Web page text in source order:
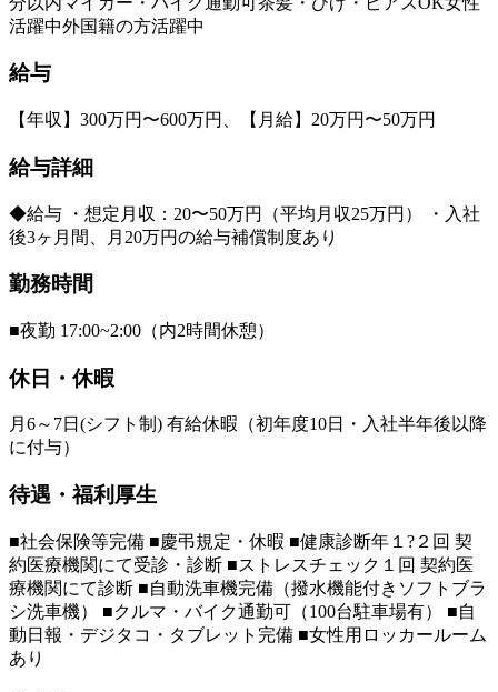
活躍中外国籍の方活躍中
給与
【年収】300万円〜600万円、【月給】20万円〜50万円
給与詳細
◆給与 ・想定月収：20〜50万円（平均月収25万円） ・入社
後3ヶ月間、月20万円の給与補償制度あり
勤務時間
■夜勤 17:00~2:00（内2時間休憩）
休日・休暇
月6～7日(シフト制) 有給休暇（初年度10日・入社半年後以降
に付与）
待遇・福利厚生
■社会保険等完備 ■慶弔規定・休暇 ■健康診断年１?２回 契
約医療機関にて受診・診断 ■ストレスチェック１回 契約医
療機関にて診断 ■自動洗車機完備（撥水機能付きソフトブラ
シ洗車機） ■クルマ・バイク通勤可（100台駐車場有） ■自
動日報・デジタコ・タブレット完備 ■女性用ロッカールーム
あり